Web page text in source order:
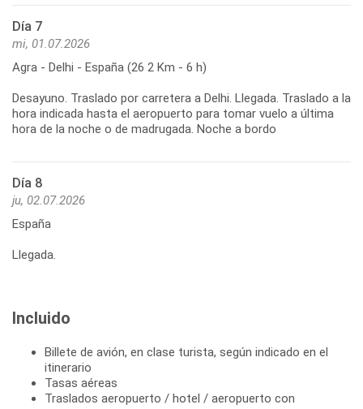
Día 7
mi, 01.07.2026
Agra - Delhi - España (26 2 Km - 6 h)
Desayuno. Traslado por carretera a Delhi. Llegada. Traslado a la
hora indicada hasta el aeropuerto para tomar vuelo a última
hora de la noche o de madrugada. Noche a bordo
Día 8
ju, 02.07.2026
España
Llegada.
Incluido
Billete de avión, en clase turista, según indicado en el
itinerario
Tasas aéreas
Traslados aeropuerto / hotel / aeropuerto con